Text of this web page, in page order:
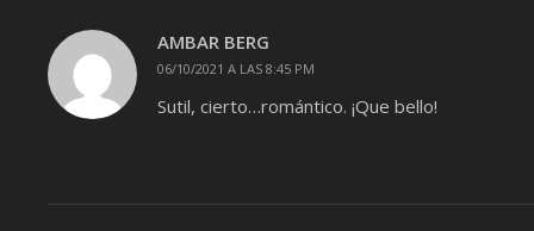
AMBAR BERG
06/10/2021 A LAS 8:45 PM
Sutil, cierto…romántico. ¡Que bello!